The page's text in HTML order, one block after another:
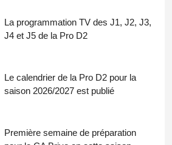
La programmation TV des J1, J2, J3,
J4 et J5 de la Pro D2
Le calendrier de la Pro D2 pour la
saison 2026/2027 est publié
Première semaine de préparation